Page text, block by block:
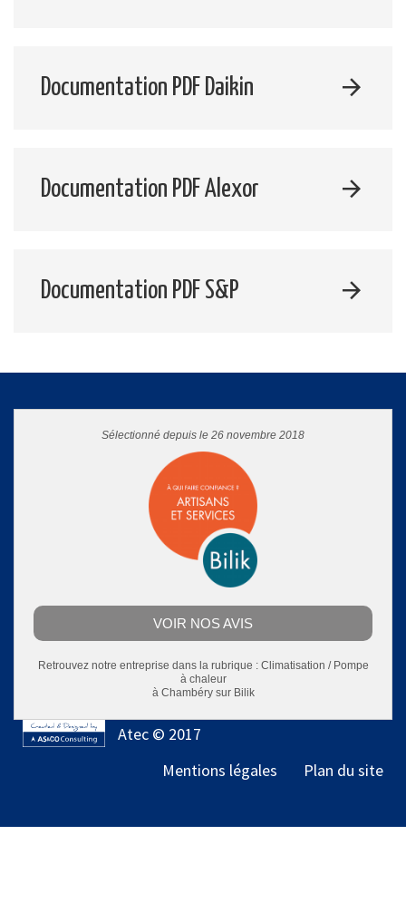
Documentation PDF Daikin
Documentation PDF Alexor
Documentation PDF S&P
Sélectionné depuis le 26 novembre 2018
VOIR NOS AVIS
Retrouvez notre entreprise dans la rubrique : Climatisation / Pompe
à chaleur
à Chambérysur Bilik
Atec © 2017
Mentions légales
Plan du site